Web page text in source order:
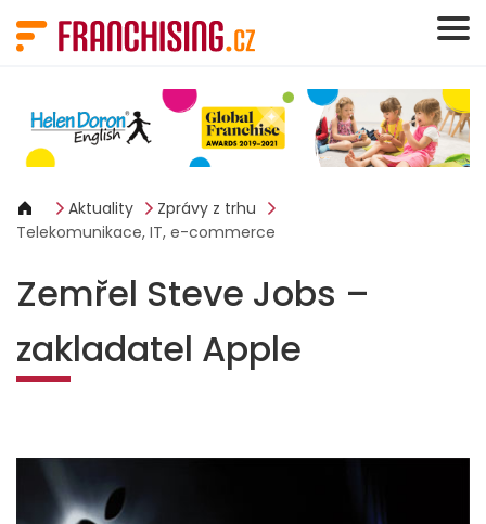
Aktuality
Zprávy z trhu
Telekomunikace, IT, e-commerce
Zemřel Steve Jobs –
zakladatel Apple